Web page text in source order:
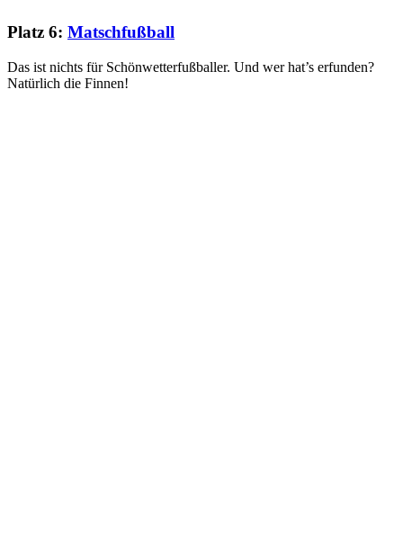
Platz 6: Matschfußball
Das ist nichts für Schönwetterfußballer. Und wer hat’s erfunden?
Natürlich die Finnen!